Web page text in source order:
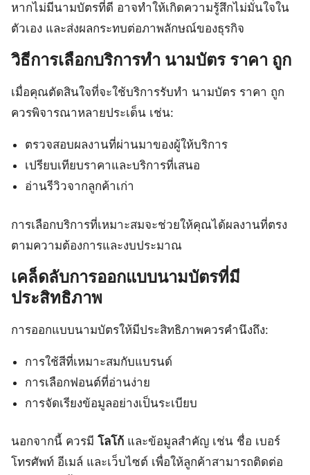
หากไม่มีนามบัตรที่ดี อาจทำให้เกิดความรู้สึกไม่มั่นใจใน
ตัวเอง และส่งผลกระทบต่อภาพลักษณ์ของธุรกิจ
วิธีการเลือกบริการทำ นามบัตร ราคา ถูก
เมื่อคุณตัดสินใจที่จะใช้บริการรับทำ นามบัตร ราคา ถูก
ควรพิจารณาหลายประเด็น เช่น:
ตรวจสอบผลงานที่ผ่านมาของผู้ให้บริการ
เปรียบเทียบราคาและบริการที่เสนอ
อ่านรีวิวจากลูกค้าเก่า
การเลือกบริการที่เหมาะสมจะช่วยให้คุณได้ผลงานที่ตรง
ตามความต้องการและงบประมาณ
เคล็ดลับการออกแบบนามบัตรที่มี
ประสิทธิภาพ
การออกแบบนามบัตรให้มีประสิทธิภาพควรคำนึงถึง:
การใช้สีที่เหมาะสมกับแบรนด์
การเลือกฟอนต์ที่อ่านง่าย
การจัดเรียงข้อมูลอย่างเป็นระเบียบ
นอกจากนี้ ควรมี โลโก้ และข้อมูลสำคัญ เช่น ชื่อ เบอร์
โทรศัพท์ อีเมล์ และเว็บไซต์ เพื่อให้ลูกค้าสามารถติดต่อ